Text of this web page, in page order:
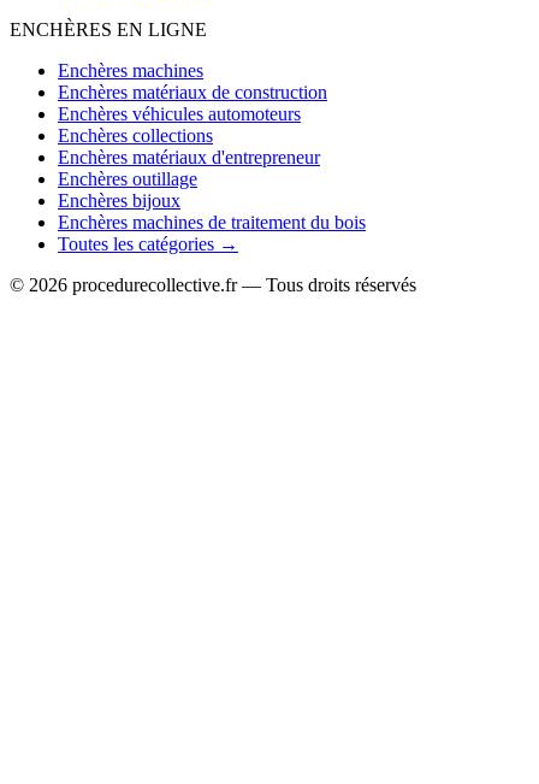
ENCHÈRES EN LIGNE
Enchères machines
Enchères matériaux de construction
Enchères véhicules automoteurs
Enchères collections
Enchères matériaux d'entrepreneur
Enchères outillage
Enchères bijoux
Enchères machines de traitement du bois
Toutes les catégories →
© 2026 procedurecollective.fr — Tous droits réservés